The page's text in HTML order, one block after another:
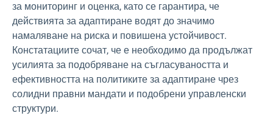
за мониторинг и оценка, като се гарантира, че
действията за адаптиране водят до значимо
намаляване на риска и повишена устойчивост.
Констатациите сочат, че е необходимо да продължат
усилията за подобряване на съгласуваността и
ефективността на политиките за адаптиране чрез
солидни правни мандати и подобрени управленски
структури.